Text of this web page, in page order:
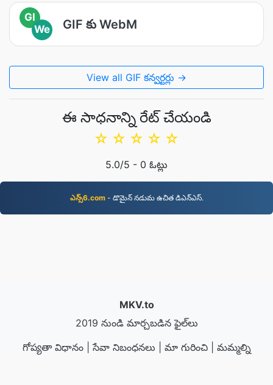
GI
We
GIF కు WebM
View all GIF కన్వర్టర్లు →
ఈ సాధనాన్ని రేట్ చేయండి
☆
☆
☆
☆
☆
5.0/5 - 0 ఓట్లు
ఎన్స్6.com- డొమైన్‌ నడుమ ఉచిత డిఎన్‌ఎస్‌.
MKV.to
2019 నుండి మార్చబడిన ఫైల్‌లు
గోప్యతా విధానం|సేవా నిబంధనలు మా గురించి| మమ్మల్ని